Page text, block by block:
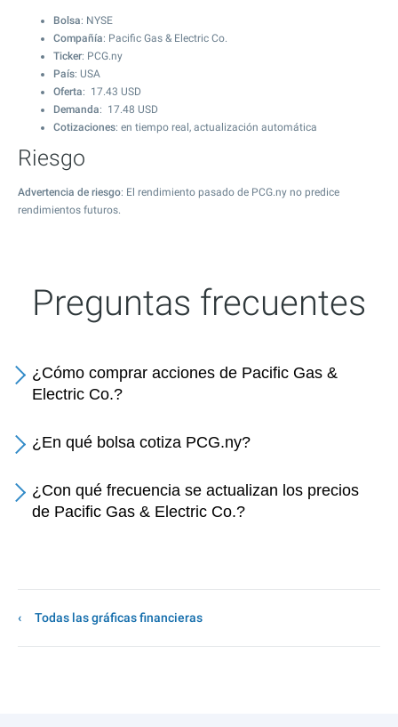
Bolsa: NYSE
Compañía: Pacific Gas & Electric Co.
Ticker: PCG.ny
País: USA
Oferta: 17.43 USD
Demanda: 17.48 USD
Cotizaciones: en tiempo real, actualización automática
Riesgo
Advertencia de riesgo: El rendimiento pasado de PCG.ny no predice
rendimientos futuros.
Preguntas frecuentes
¿Cómo comprar acciones de Pacific Gas &
Electric Co.?
¿En qué bolsa cotiza PCG.ny?
¿Con qué frecuencia se actualizan los precios
de Pacific Gas & Electric Co.?
Todas las gráficas financieras